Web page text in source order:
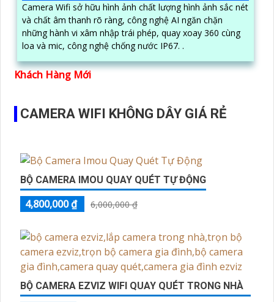
Camera Wifi sở hữu hình ảnh chất lượng hình ảnh sắc nét
và chất âm thanh rõ ràng, công nghệ AI ngăn chặn
những hành vi xâm nhập trái phép, quay xoay 360 cùng
loa và mic, công nghệ chống nước IP67. .
Khách Hàng Mới
CAMERA WIFI KHÔNG DÂY GIÁ RẺ
BỘ CAMERA IMOU QUAY QUÉT TỰ ĐỘNG
4,800,000 ₫ 6,000,000 ₫
BỘ CAMERA EZVIZ WIFI QUAY QUÉT TRONG NHÀ